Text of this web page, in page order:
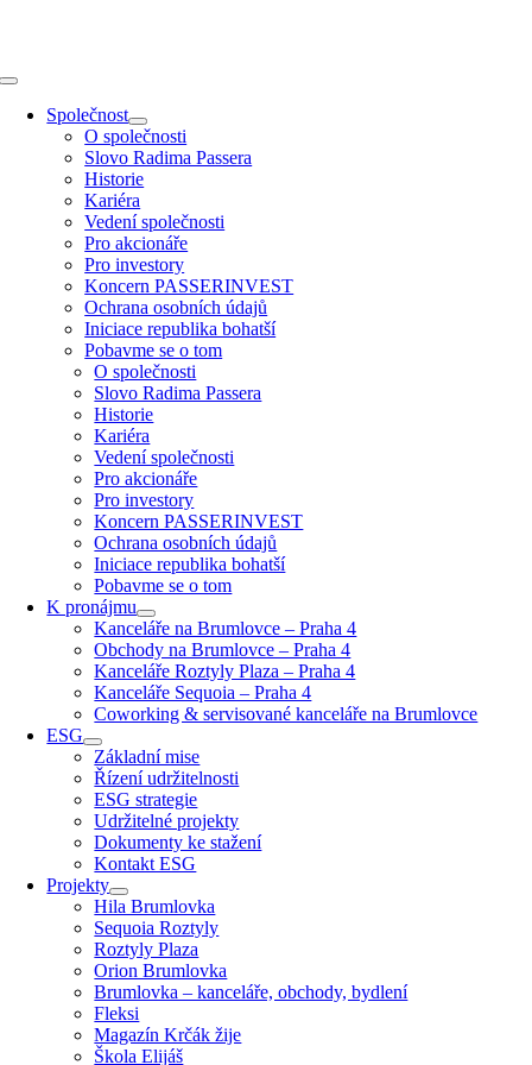
Toggle
NavigationSpolečnost
O společnosti
Slovo Radima Passera
Historie
Kariéra
Vedení společnosti
Pro akcionáře
Pro investory
Koncern PASSERINVEST
Ochrana osobních údajů
Iniciace republika bohatší
Pobavme se o tom
O společnosti
Slovo Radima Passera
Historie
Kariéra
Vedení společnosti
Pro akcionáře
Pro investory
Koncern PASSERINVEST
Ochrana osobních údajů
Iniciace republika bohatší
Pobavme se o tom
K pronájmu
Kanceláře na Brumlovce – Praha 4
Obchody na Brumlovce – Praha 4
Kanceláře Roztyly Plaza – Praha 4
Kanceláře Sequoia – Praha 4
Coworking & servisované kanceláře na Brumlovce
ESG
Základní mise
Řízení udržitelnosti
ESG strategie
Udržitelné projekty
Dokumenty ke stažení
Kontakt ESG
Projekty
Hila Brumlovka
Sequoia Roztyly
Roztyly Plaza
Orion Brumlovka
Brumlovka – kanceláře, obchody, bydlení
Fleksi
Magazín Krčák žije
Škola Elijáš